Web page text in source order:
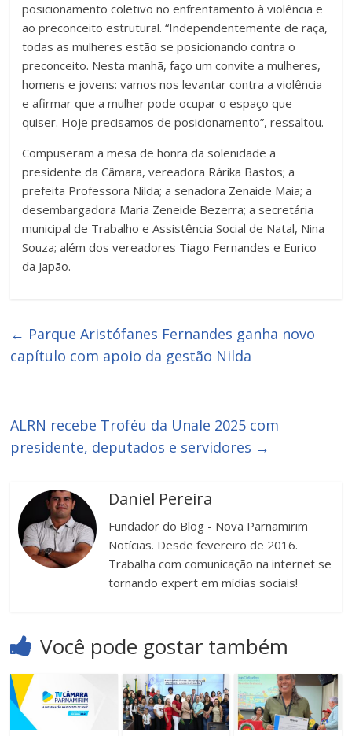
posicionamento coletivo no enfrentamento à violência e
ao preconceito estrutural. “Independentemente de raça,
todas as mulheres estão se posicionando contra o
preconceito. Nesta manhã, faço um convite a mulheres,
homens e jovens: vamos nos levantar contra a violência
e afirmar que a mulher pode ocupar o espaço que
quiser. Hoje precisamos de posicionamento”, ressaltou.
Compuseram a mesa de honra da solenidade a
presidente da Câmara, vereadora Rárika Bastos; a
prefeita Professora Nilda; a senadora Zenaide Maia; a
desembargadora Maria Zeneide Bezerra; a secretária
municipal de Trabalho e Assistência Social de Natal, Nina
Souza; além dos vereadores Tiago Fernandes e Eurico
da Japão.
← Parque Aristófanes Fernandes ganha novo
capítulo com apoio da gestão Nilda
ALRN recebe Troféu da Unale 2025 com
presidente, deputados e servidores →
Daniel Pereira
Fundador do Blog - Nova Parnamirim
Notícias. Desde fevereiro de 2016.
Trabalha com comunicação na internet se
tornando expert em mídias sociais!
Você pode gostar também